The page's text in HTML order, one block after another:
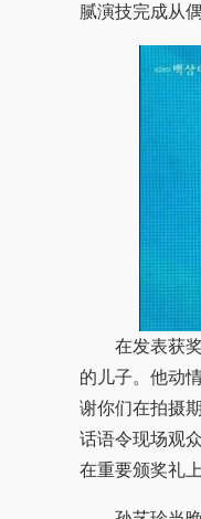
腻演技完成从
在发表获奖
的儿子。他动
谢你们在拍摄
话语令现场观
在重要颁奖礼